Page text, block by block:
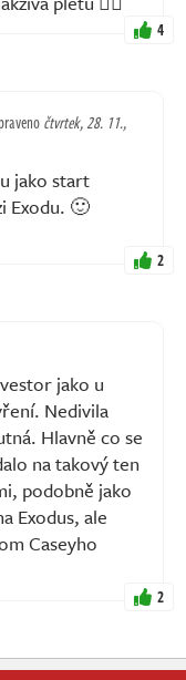
4
čtvrtek, 28. 11.,
jako start
Exodu. 🙂
2
jako u
Nedivila
Hlavně co se
na takový ten
podobně jako
Exodus, ale
Caseyho
2